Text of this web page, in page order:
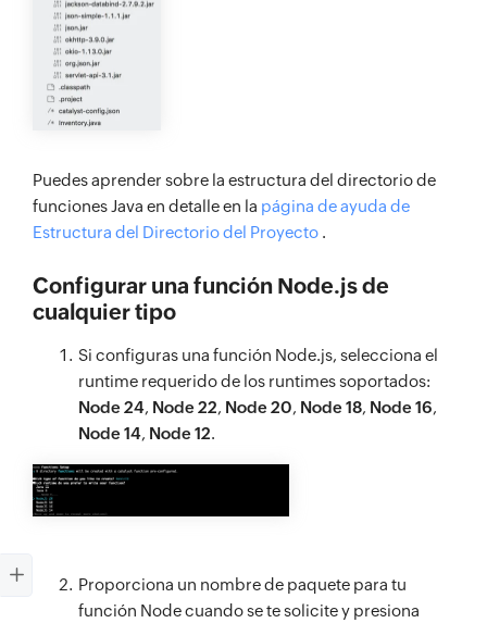
Puedes aprender sobre la estructura del directorio de
funciones Java en detalle en la página de ayuda de
Estructura del Directorio del Proyecto .
Configurar una función Node.js de
cualquier tipo
Si configuras una función Node.js, selecciona el
runtime requerido de los runtimes soportados:
Node 24, Node 22, Node 20, Node 18, Node 16,
Node 14, Node 12.
Proporciona un nombre de paquete para tu
función Node cuando se te solicite y presiona